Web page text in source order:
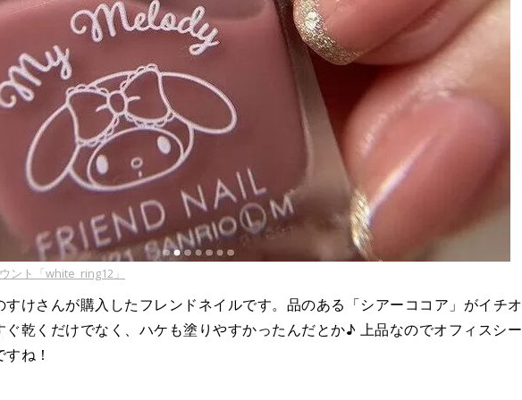
ント「white_ring12」
すけさんが購入したフレンドネイルです。品のある「シアーココア」がイチオ
ぐ乾くだけでなく、ハケも塗りやすかったんだとか♪ 上品なのでオフィスシー
ね！